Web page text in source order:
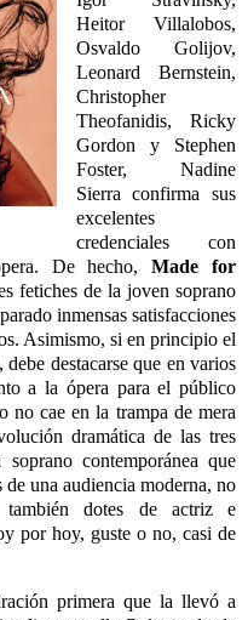
Heitor Villalobos,
Osvaldo Golijov,
Leonard Bernstein,
Christopher
Theofanidis, Ricky
Gordon y Stephen
Foster, Nadine
Sierra confirma sus
excelentes
credenciales con
De hecho,Made for
fetiches de la joven soprano
inmensas satisfacciones
Asimismo, si en principio el
destacarse que en varios
a la ópera para el público
no cae en la trampa de mera
dramática de las tres
contemporánea que
una audiencia moderna, no
también dotes de actriz e
por hoy, guste o no, casi de
primera que la llevó a